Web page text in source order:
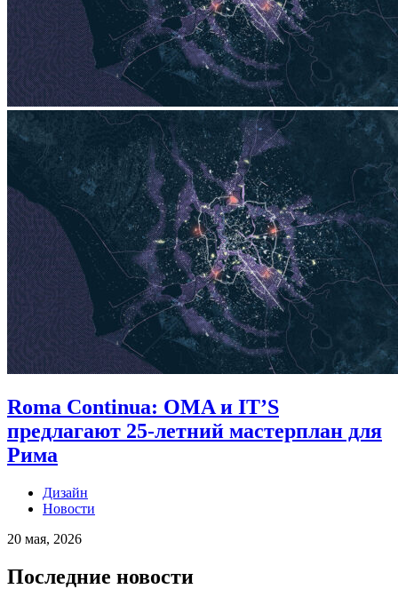
Roma Continua: OMA и IT’S
предлагают 25-летний мастерплан для
Рима
Дизайн
Новости
20 мая, 2026
Последние новости